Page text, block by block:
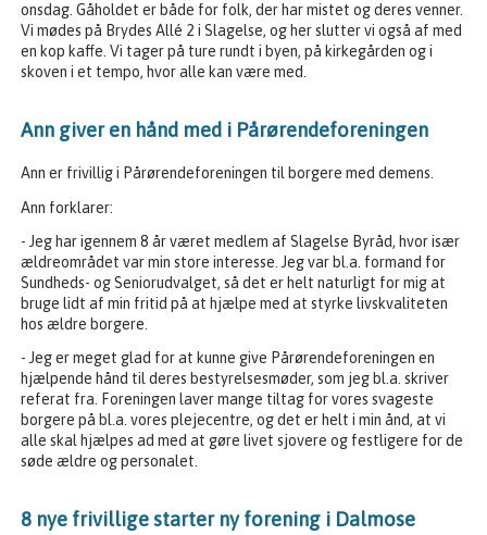
onsdag. Gåholdet er både for folk, der har mistet og deres venner.
Vi mødes på Brydes Allé 2 i Slagelse, og her slutter vi også af med
en kop kaffe. Vi tager på ture rundt i byen, på kirkegården og i
skoven i et tempo, hvor alle kan være med.
Ann giver en hånd med i Pårørendeforeningen
Ann er frivillig i Pårørendeforeningen til borgere med demens.
Ann forklarer:
- Jeg har igennem 8 år været medlem af Slagelse Byråd, hvor især
ældreområdet var min store interesse. Jeg var bl.a. formand for
Sundheds- og Seniorudvalget, så det er helt naturligt for mig at
bruge lidt af min fritid på at hjælpe med at styrke livskvaliteten
hos ældre borgere.
- Jeg er meget glad for at kunne give Pårørendeforeningen en
hjælpende hånd til deres bestyrelsesmøder, som jeg bl.a. skriver
referat fra. Foreningen laver mange tiltag for vores svageste
borgere på bl.a. vores plejecentre, og det er helt i min ånd, at vi
alle skal hjælpes ad med at gøre livet sjovere og festligere for de
søde ældre og personalet.
8 nye frivillige starter ny forening i Dalmose